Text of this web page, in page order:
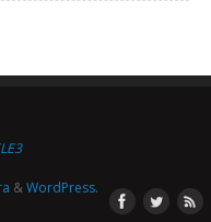
&WordPress.